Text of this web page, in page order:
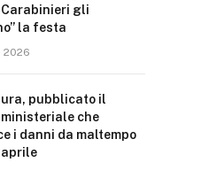
Carabinieri gli
la festa
2026
pubblicato il
che
i danni da maltempo
aprile